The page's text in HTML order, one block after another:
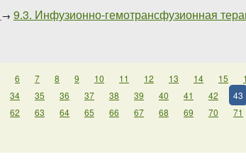
→ 9.3. Инфузионно-гемотрансфузионная
6 7 8 9 10 11 12 13 14 15
34 35 36 37 38 39 40 41 42 43
62 63 64 65 66 67 68 69 70 71